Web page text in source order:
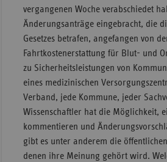
vergangenen Woche verabschiedet
Änderungsanträge eingebracht, die
Gesetzes betrafen, angefangen von
Fahrtkostenerstattung für Blut- und
zu Sicherheitsleistungen von
eines medizinischen
Verband, jede Kommune, jeder
Wissenschaftler hat die Möglichkeit,
kommentieren und
gibt es unter anderem die
denen ihre Meinung gehört wird.